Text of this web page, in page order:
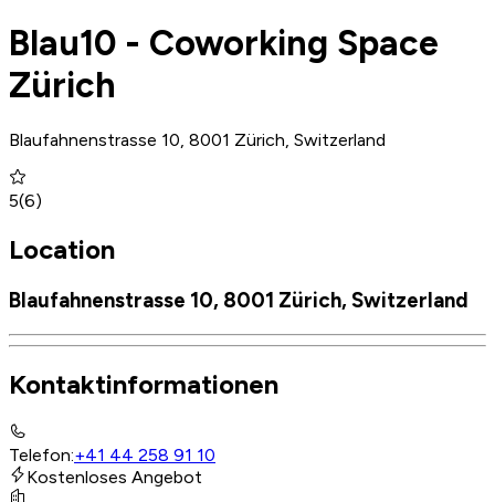
Blau10 - Coworking Space
Zürich
Blaufahnenstrasse 10, 8001 Zürich, Switzerland
5(6)
Location
Blaufahnenstrasse 10, 8001 Zürich, Switzerland
Kontaktinformationen
Telefon:+41 44 258 91 10
Kostenloses Angebot